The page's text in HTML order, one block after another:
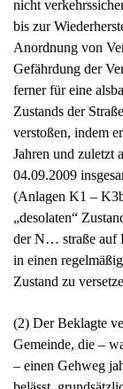
04.09.2009
(Anlagen K1 –
„desolaten“
der N… straße auf
in einen
Zustand zu
(2) Der Beklagte
Gemeinde, die –
– einen Gehweg
belässt,
derart gravierend
sorgfältigen
die
(vgl. OLG
juris Tz. 21